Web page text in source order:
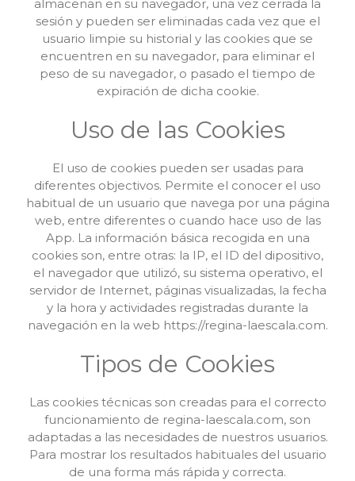
almacenan en su navegador, una vez cerrada la
sesión y pueden ser eliminadas cada vez que el
usuario limpie su historial y las cookies que se
encuentren en su navegador, para eliminar el
peso de su navegador, o pasado el tiempo de
expiración de dicha cookie.
Uso de las Cookies
El uso de cookies pueden ser usadas para
diferentes objectivos. Permite el conocer el uso
habitual de un usuario que navega por una página
web, entre diferentes o cuando hace uso de las
App. La información básica recogida en una
cookies son, entre otras: la IP, el ID del dipositivo,
el navegador que utilizó, su sistema operativo, el
servidor de Internet, páginas visualizadas, la fecha
y la hora y actividades registradas durante la
navegación en la web https://regina-laescala.com.
Tipos de Cookies
Las cookies técnicas son creadas para el correcto
funcionamiento de regina-laescala.com, son
adaptadas a las necesidades de nuestros usuarios.
Para mostrar los resultados habituales del usuario
de una forma más rápida y correcta.